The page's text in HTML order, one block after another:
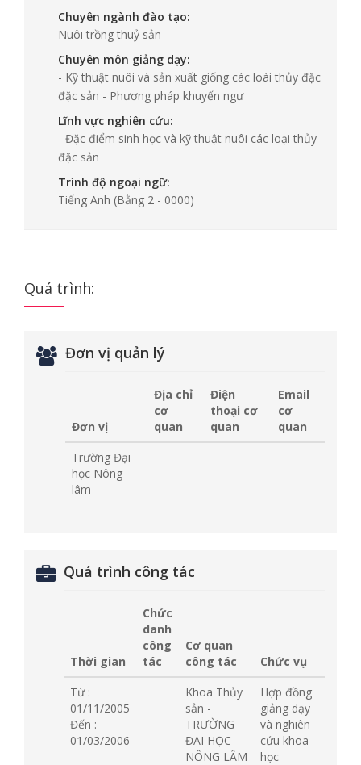
Chuyên ngành đào tạo:
Nuôi trồng thuỷ sản
Chuyên môn giảng dạy:
- Kỹ thuật nuôi và sản xuất giống các loài thủy đặc
đặc sản - Phương pháp khuyến ngư
Lĩnh vực nghiên cứu:
- Đặc điểm sinh học và kỹ thuật nuôi các loại thủy
đặc sản
Trình độ ngoại ngữ:
Tiếng Anh (Bằng 2 - 0000)
Quá trình:
Đơn vị quản lý
Đơn vị
Địa chỉ
cơ
quan
Điện
thoại cơ
quan
Email
cơ
quan
Trường Đại
học Nông
lâm
Quá trình công tác
Thời gian
Chức
danh
công
tác
Cơ quan
công tác
Chức vụ
Từ :
01/11/2005
Đến :
01/03/2006
Khoa Thủy
sản -
TRƯỜNG
ĐẠI HỌC
NÔNG LÂM
Hợp đồng
giảng dạy
và nghiên
cứu khoa
học